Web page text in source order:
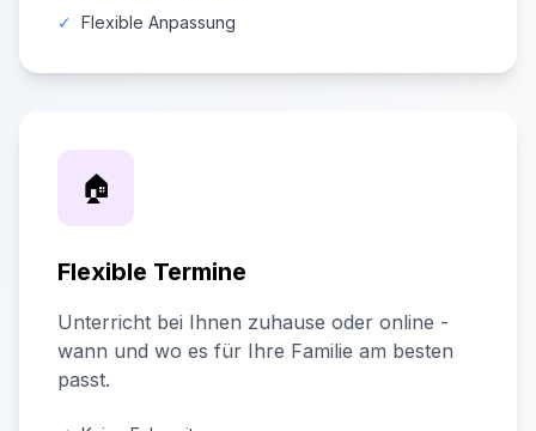
✓ Flexible Anpassung
🏠
Flexible Termine
Unterricht bei Ihnen zuhause oder online -
wann und wo es für Ihre Familie am besten
passt.